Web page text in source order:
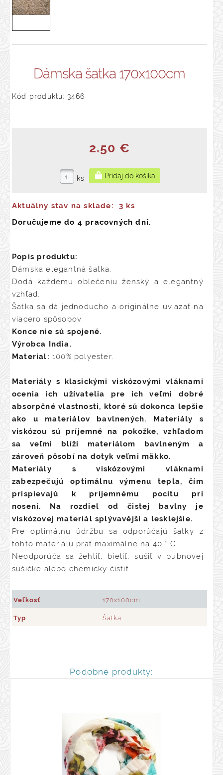
Dámska šatka 170x100cm
Kód produktu: 3466
2.50 €
ks
Aktuálny stav na sklade:
3 ks
Doručujeme do 4 pracovných dní.
Popis produktu:
Dámska elegantná šatka.
Dodá každému oblečeniu ženský a elegantný
vzhľad.
Šatka sa dá jednoducho a originálne uviazať na
viacero spôsobov.
Konce nie sú spojené.
Výrobca India.
Material: 100% polyester.
Materiály s klasickými viskózovými vláknami
ocenia ich užívatelia pre ich veľmi dobré
absorpčné vlastnosti, ktoré sú dokonca lepšie
ako u materiálov bavlnených. Materiály s
viskózou sú príjemné na pokožke, vzhľadom
sa veľmi blíži materiálom bavlneným a
zároveň pôsobí na dotyk veľmi mäkko.
Materiály s viskózovými vláknami
zabezpečujú optimálnu výmenu tepla, čím
prispievajú k príjemnému pocitu pri
nosení. Na rozdiel od čistej bavlny je
viskózovej materiál splývavější a lesklejšie.
Pre optimálnu údržbu sa odporúčajú šatky z
tohto materiálu prať maximálne na 40 ° C.
Neodporúča sa žehliť, bieliť, sušiť v bubnovej
sušičke alebo chemicky čistiť.
Veľkosť 170x100cm
Typ Šatka
Podobné produkty: